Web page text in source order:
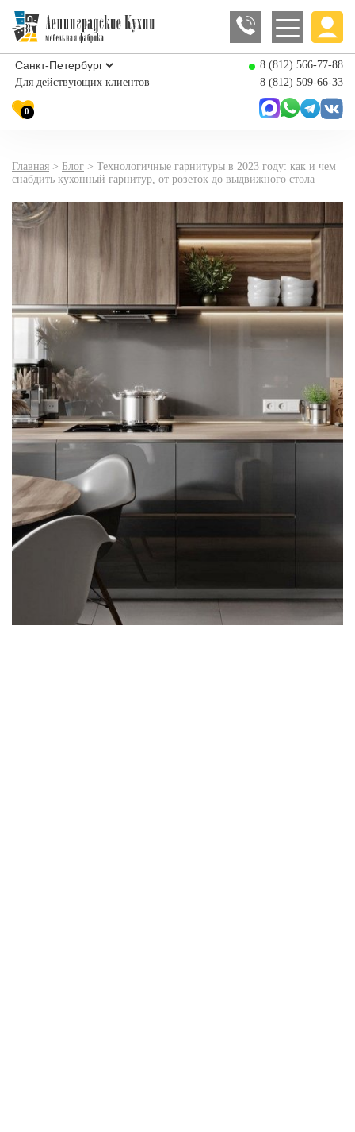
8 (812) 566-77-88
Для действующих клиентов
8 (812) 509-66-33
0
Главная > Блог > Технологичные гарнитуры в 2023 году: как и чем
снабдить кухонный гарнитур, от розеток до выдвижного стола